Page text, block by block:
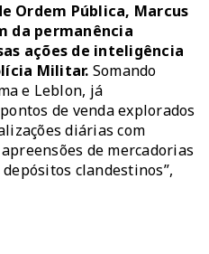
Ordem Pública, Marcus
da permanência
ações de inteligência
Militar. Somando
e Leblon, já
de venda explorados
diárias com
de mercadorias
clandestinos”,